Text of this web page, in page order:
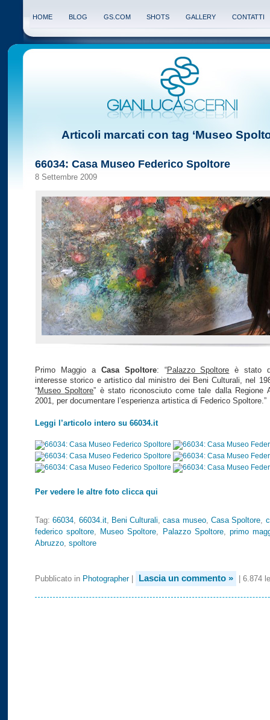
HOME BLOG GS.COM SHOTS GALLERY CONTATTI
Articoli marcati con tag ‘Museo
66034: Casa Museo Federico Spoltore
8 Settembre 2009
Primo Maggio a Casa Spoltore: “Palazzo Spoltore è stato
interesse storico e artistico dal ministro dei Beni Culturali, nel
“Museo Spoltore” è stato riconosciuto come tale dalla Regione
2001, per documentare l’esperienza artistica di Federico Spoltore.”
Leggi l’articolo intero su 66034.it
Per vedere le altre foto clicca qui
Tag:66034 66034.it, Beni Culturali ,casa museo, Casa Spoltore
federico spoltore
Museo Spoltore Palazzo Spoltore, primo
Abruzzo spoltore
Pubblicato in Photographer| Lascia un commento » | 6.874